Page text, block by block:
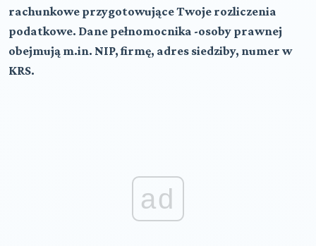
rachunkowe przygotowujące Twoje rozliczenia
podatkowe. Dane pełnomocnika -osoby prawnej
obejmują m.in. NIP, firmę, adres siedziby, numer w
KRS.
ad